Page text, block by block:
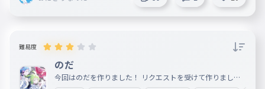
脳内も予測不能故に
025
解解解解解は無い
かいかいかいかいかいはない
難易度
のだ
今回はのだを作りました！ リクエストを受けて作りました
！ 最後まで行けたら超神！ ミスなどはコメントで。 また次